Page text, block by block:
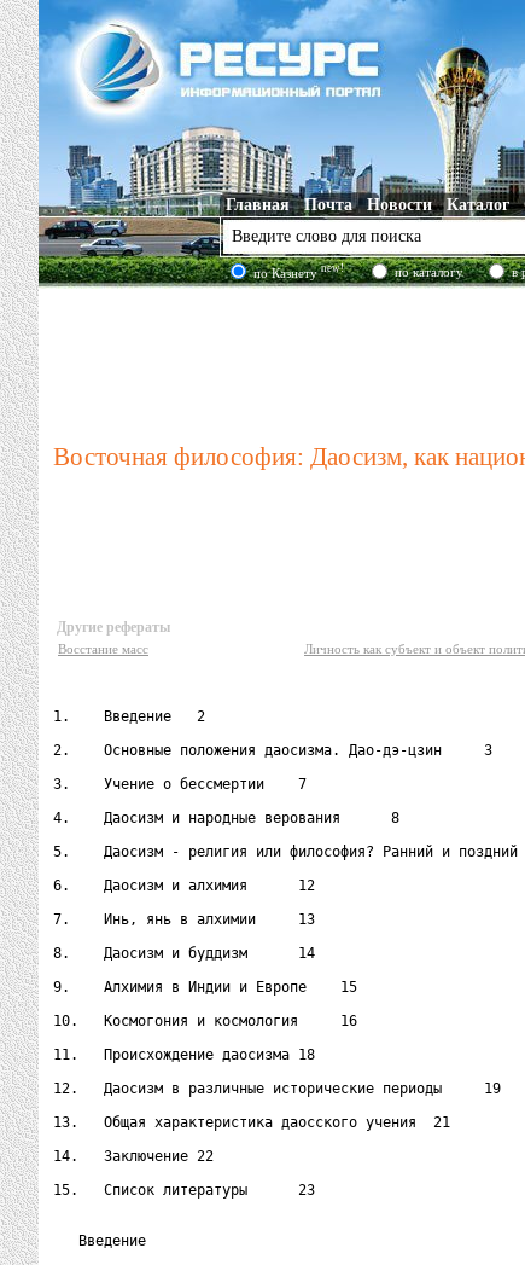
Главная Почта Новости Каталог
по Казнетуnew! по каталогу в
Восточная философия: Даосизм, как
Другие рефераты
Восстание масс Личность как субъект и объект
1.    Введение   2
2.    Основные положения даосизма. Дао-дэ-цзин     3
3.    Учение о бессмертии    7
4.    Даосизм и народные верования      8
5.    Даосизм - религия или философия? Ранний и
6.    Даосизм и алхимия      12
7.    Инь, янь в алхимии     13
8.    Даосизм и буддизм      14
9.    Алхимия в Индии и Европе    15
10.   Космогония и космология     16
11.   Происхождение даосизма 18
12.   Даосизм в различные исторические периоды     19
13.   Общая характеристика даосского учения  21
14.   Заключение 22
15.   Список литературы      23
   Введение